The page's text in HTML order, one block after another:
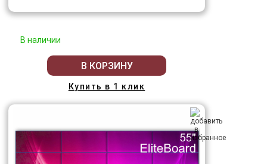
В наличии
В КОРЗИНУ
Купить в 1 клик